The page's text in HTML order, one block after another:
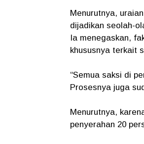
Menurutnya,
dijadikan seolah-
Ia menegaskan,
khususnya terkait
“Semua saksi di
Prosesnya juga
Menurutnya,
penyerahan 20